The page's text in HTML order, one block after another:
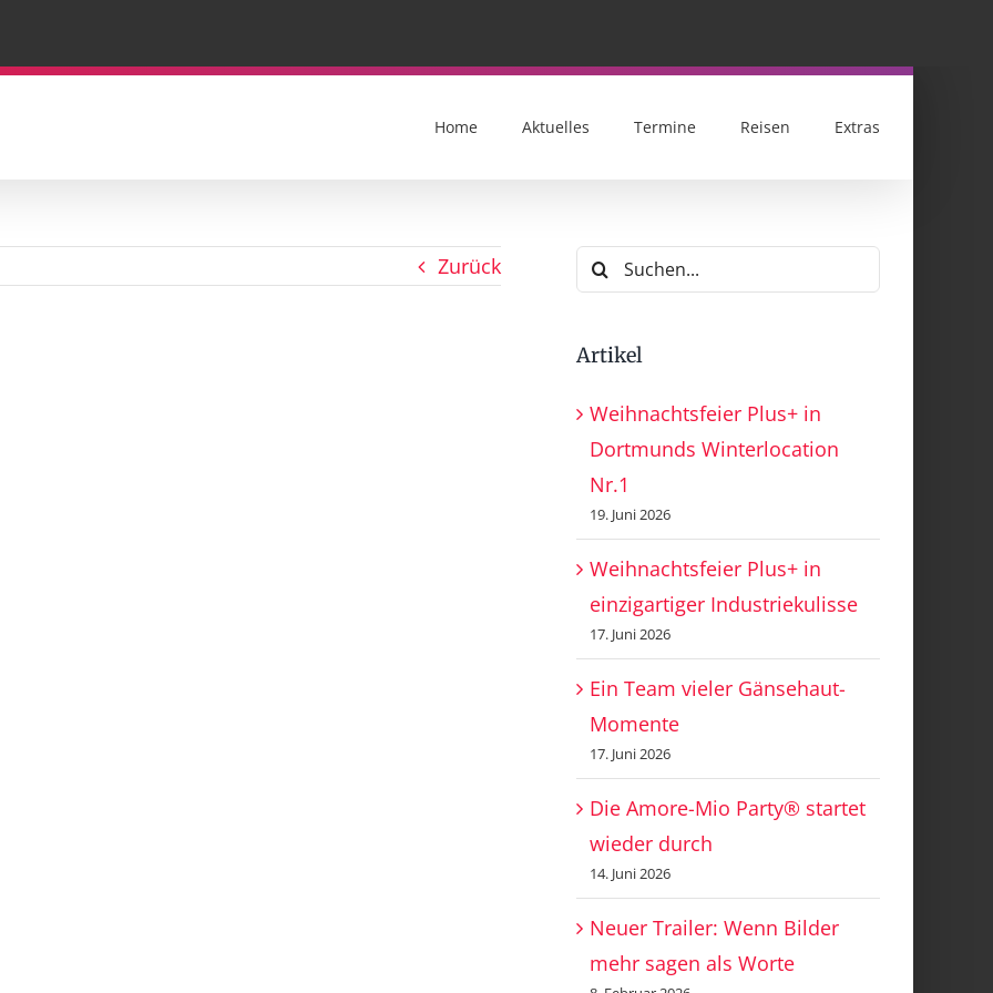
Home Aktuelles Termine Reisen Extras
Zurück
Suche
nach:
Artikel
Weihnachtsfeier Plus+ in
Dortmunds Winterlocation
Nr.1
19. Juni 2026
Weihnachtsfeier Plus+ in
einzigartiger Industriekulisse
17. Juni 2026
Ein Team vieler Gänsehaut-
Momente
17. Juni 2026
Die Amore-Mio Party® startet
wieder durch
14. Juni 2026
Neuer Trailer: Wenn Bilder
mehr sagen als Worte